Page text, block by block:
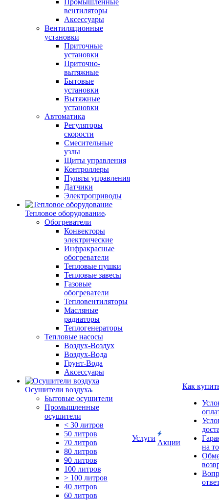
Промышленные
вентиляторы
Аксессуары
Вентиляционные
установки
Приточные
установки
Приточно-
вытяжные
Бытовые
установки
Вытяжные
установки
Автоматика
Регуляторы
скорости
Смесительные
узлы
Щиты управления
Контроллеры
Пульты управления
Датчики
Электроприводы
Тепловое оборудование
Обогреватели
Конвекторы
электрические
Инфракрасные
обогреватели
Тепловые пушки
Тепловые завесы
Газовые
обогреватели
Тепловентиляторы
Масляные
радиаторы
Теплогенераторы
Тепловые насосы
Воздух-Воздух
Воздух-Вода
Грунт-Вода
Аксессуары
Осушители воздуха
Бытовые осушители
Промышленные
осушители
< 30 литров
50 литров
70 литров
80 литров
90 литров
100 литров
> 100 литров
40 литров
60 литров
Услуги
Акции
Как
на